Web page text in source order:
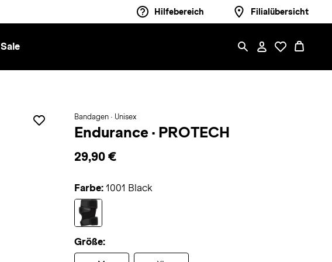
Hilfebereich Filialübersicht
Sale
Bandagen · Unisex
Endurance · PROTECH
29,90 €
Farbe: 1001 Black
Größe: